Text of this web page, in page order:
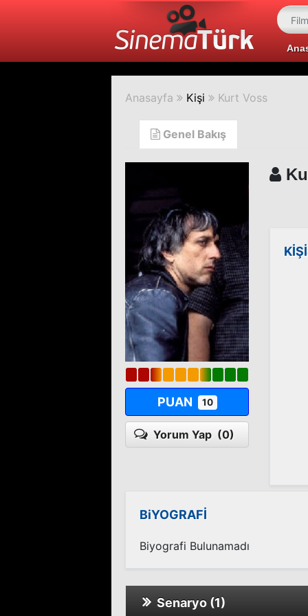
Anasayfa Kişi Kurt Voss
Genel Bakış
PUAN 10
Yorum Yap (0)
BiYOGRAFİ
Biyografi Bulunamadı
Senaryo (1)